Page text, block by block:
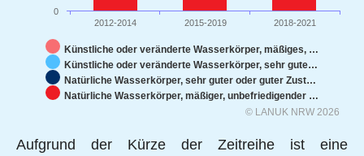
Künstliche oder veränderte Wasserkörper, mäßiges, …
Künstliche oder veränderte Wasserkörper, sehr gute…
Natürliche Wasserkörper, sehr guter oder guter Zust…
Natürliche Wasserkörper, mäßiger, unbefriedigender …
2012-2014 2015-2019 2018-2021
0
© LANUK NRW 2026
Aufgrund der Kürze der Zeitreihe ist eine